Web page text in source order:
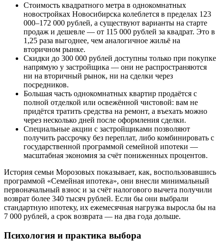
Стоимость квадратного метра в однокомнатных
новостройках Новосибирска колеблется в пределах 123
000–172 000 рублей, а существуют варианты на старте
продаж и дешевле — от 115 000 рублей за квадрат. Это в
1,25 раза выгоднее, чем аналогичное жильё на
вторичном рынке.
Скидки до 300 000 рублей доступны только при покупке
напрямую у застройщика — они не распространяются
ни на вторичный рынок, ни на сделки через
посредников.
Большая часть однокомнатных квартир продаётся с
полной отделкой или освежённой чистовой: вам не
придётся тратить средства на ремонт, а въехать можно
через несколько дней после оформления сделки.
Специальные акции с застройщиками позволяют
получить рассрочку без переплат, либо комбинировать с
государственной программой семейной ипотеки —
масштабная экономия за счёт пониженных процентов.
История семьи Морозовых показывает, как, воспользовавшись
программой «Семейная ипотека», они внесли минимальный
первоначальный взнос и за счёт налогового вычета получили
возврат более 340 тысяч рублей. Если бы они выбрали
стандартную ипотеку, их ежемесячная нагрузка выросла бы на
7 000 рублей, а срок возврата — на два года дольше.
Психология и практика выбора